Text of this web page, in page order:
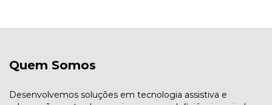
Quem Somos
Desenvolvemos soluções em tecnologia assistiva e